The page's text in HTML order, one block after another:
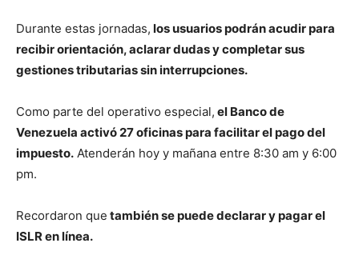
Durante estas jornadas, los usuarios podrán acudir para
recibir orientación, aclarar dudas y completar sus
gestiones tributarias sin interrupciones.
Como parte del operativo especial, el Banco de
Venezuela activó 27 oficinas para facilitar el pago del
impuesto. Atenderán hoy y mañana entre 8:30 am y 6:00
pm.
Recordaron que también se puede declarar y pagar el
ISLR en línea.